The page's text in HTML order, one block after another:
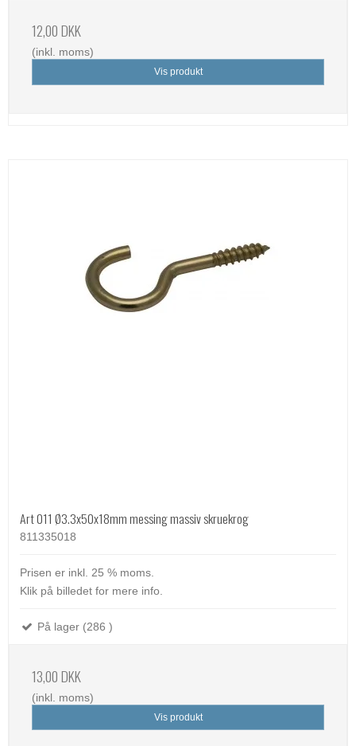
12,00 DKK
(inkl. moms)
Vis produkt
Art 011 Ø3.3x50x18mm messing massiv skruekrog
811335018
Prisen er inkl. 25 % moms.
Klik på billedet for mere info.
På lager (286 )
13,00 DKK
(inkl. moms)
Vis produkt